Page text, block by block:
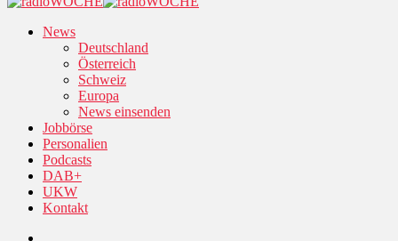
News
Deutschland
Österreich
Schweiz
Europa
News einsenden
Jobbörse
Personalien
Podcasts
DAB+
UKW
Kontakt